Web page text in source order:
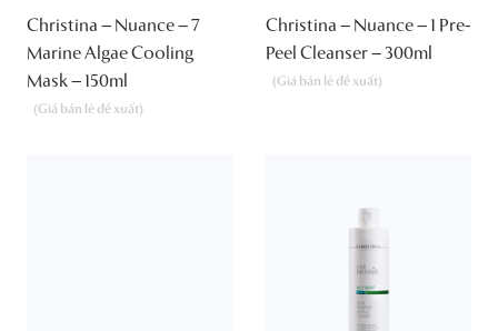
Christina – Nuance – 7
Marine Algae Cooling
Mask – 150ml
Christina – Nuance – 1 Pre-
Peel Cleanser – 300ml